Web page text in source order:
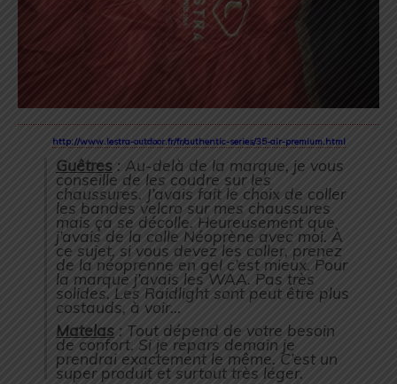
http://www.lestra-outdoor.fr/fr/authentic-series/35-air-premium.html
Guêtres : Au-delà de la marque, je vous
conseille de les coudre sur les
chaussures. J’avais fait le choix de coller
les bandes velcro sur mes chaussures
mais ça se décolle. Heureusement que
j’avais de la colle Néoprène avec moi. À
ce sujet, si vous devez les coller, prenez
de la néoprenne en gel c’est mieux. Pour
la marque j’avais les WAA. Pas très
solides. Les Raidlight sont peut être plus
costauds, à voir…
Matelas : Tout dépend de votre besoin
de confort. Si je repars demain je
prendrai exactement le même. C’est un
super produit et surtout très léger.